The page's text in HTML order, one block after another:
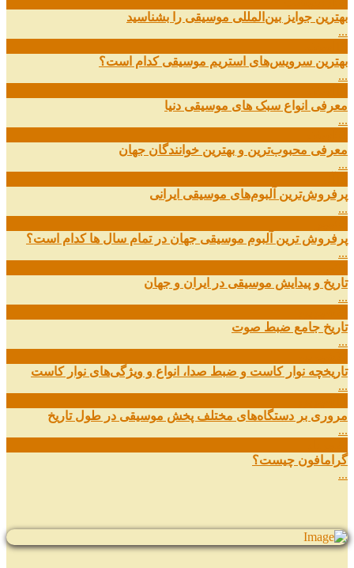
بهترین جوایز بین‌المللی موسیقی را بشناسید
...
بهترین سرویس‌های استریم موسیقی کدام است؟
...
معرفی انواع سبک های موسیقی دنیا
...
معرفی محبوب‌ترین و بهترین خوانندگان جهان
...
پرفروش‌ترین آلبوم‌های موسیقی ایرانی
...
پرفروش ترین آلبوم موسیقی جهان در تمام سال ها کدام است؟
...
تاریخ و پیدایش موسیقی در ایران و جهان
...
تاریخ جامع ضبط صوت
...
تاریخچه نوار کاست و ضبط صدا، انواع و ویژگی‌های نوار کاست
...
مروری بر دستگاه‌های مختلف پخش موسیقی در طول تاریخ
...
گرامافون چیست؟
...